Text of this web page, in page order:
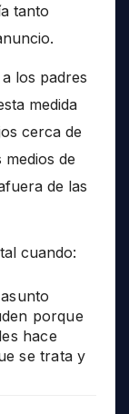
tanto
los padres
medida
cerca de
de
de las
cuando:
porque
hace
se trata y